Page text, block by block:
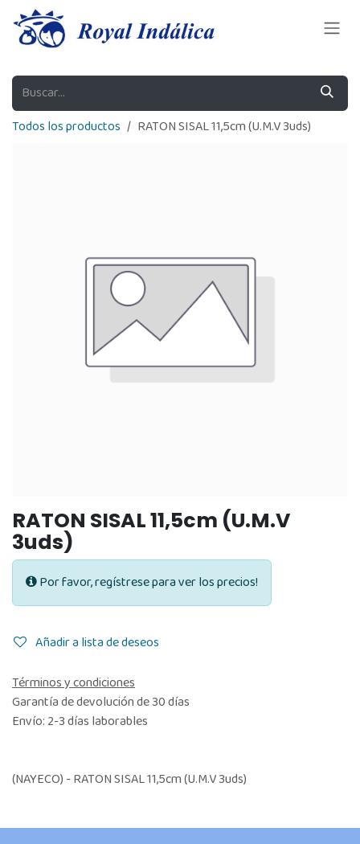
Ir al contenido
Todos los productos RATON SISAL 11,5cm (U.M.V 3uds)
RATON SISAL 11,5cm (U.M.V
3uds)
Por favor, regístrese para ver los precios!
Añadir a lista de deseos
Términos y condiciones
Garantía de devolución de 30 días
Envío: 2-3 días laborables
(NAYECO) - RATON SISAL 11,5cm (U.M.V 3uds)